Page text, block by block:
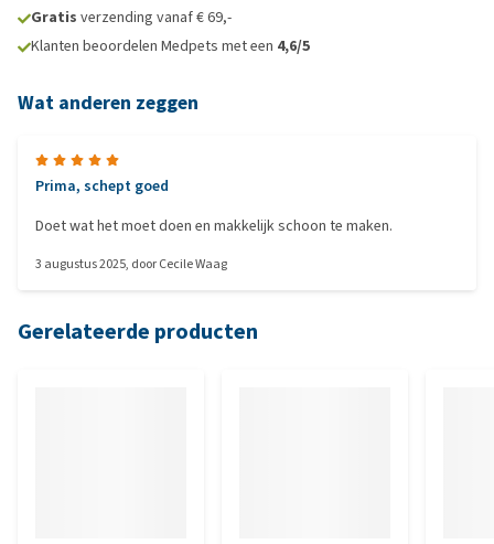
Gratis verzending vanaf € 69,-
Klanten beoordelen Medpets met een 4,6/5
Wat anderen zeggen
Prima, schept goed
Doet wat het moet doen en makkelijk schoon te maken.
3 augustus 2025, doorCecile Waag
Gerelateerde producten